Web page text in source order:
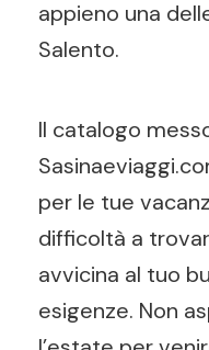
appieno una
Salento.
Il catalogo
per le tue
difficoltà a
avvicina al tuo
esigenze. Non